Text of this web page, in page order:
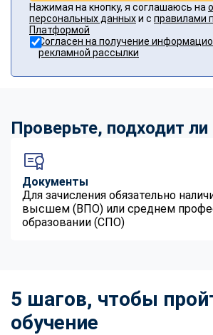
Нажимая на кнопку, я соглашаюсь на
персональных данныхи с правилами
Платформой
Согласен на получение
рекламной рассылки
Проверьте, подходит
Документы
Для зачисления обязательно
высшем (ВПО) или среднем
образовании (СПО)
5 шагов, чтобы
обучение